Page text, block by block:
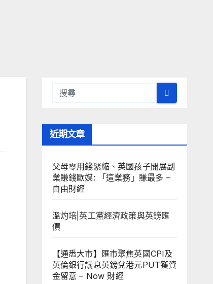
近期文章
父母零用錢緊縮、英國孩子開展副
業賺錢歐媒: 「這業務」賺最多 –
自由財經
溫灼培|英工黨經濟政策與英鎊匯
價
【通悉大市】匯市聚焦英國CPI及
英倫銀行議息英鎊兌港元PUT獲資
金留意 – Now 財經